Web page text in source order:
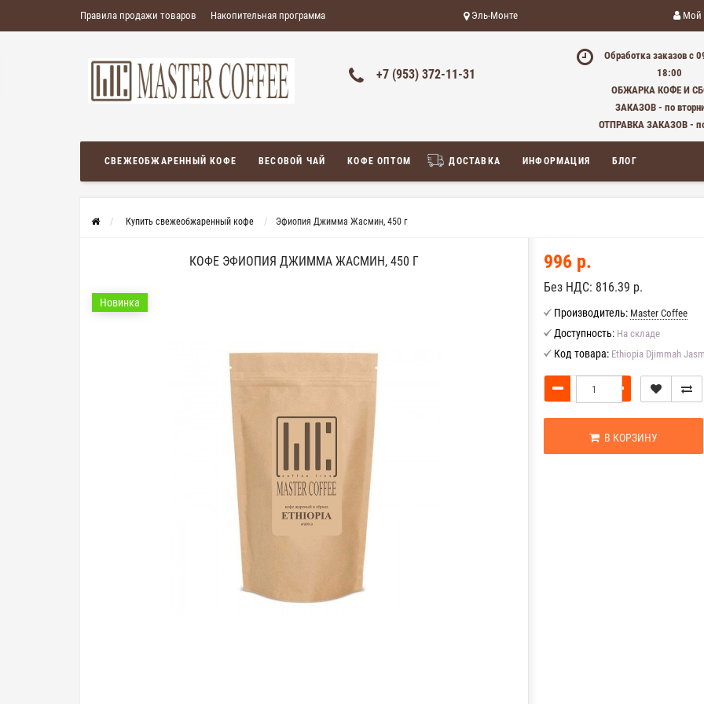
Правила продажи товаров Накопительная программа Эль-Монте Мой
+7 (953) 372-11-31
Обработка заказов с
18:00
ОБЖАРКА КОФЕ И
ЗАКАЗОВ - по
ОТПРАВКА ЗАКАЗОВ -
СВЕЖЕОБЖАРЕННЫЙ КОФЕ ВЕСОВОЙ ЧАЙ КОФЕ ОПТОМ ДОСТАВКА ИНФОРМАЦИЯ БЛОГ
Купить свежеобжаренный кофе Эфиопия Джимма Жасмин, 450 г
КОФЕ ЭФИОПИЯ ДЖИММА ЖАСМИН, 450 Г
Новинка
996 р.
Без НДС: 816.39 р.
Производитель: Master Coffee
Доступность: На складе
Код товара: Ethiopia Djimmah
В КОРЗИНУ